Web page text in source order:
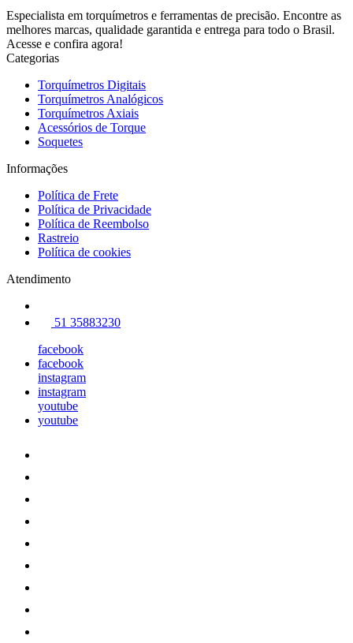
Especialista em torquímetros e ferramentas de precisão. Encontre as
melhores marcas, qualidade garantida e entrega para todo o Brasil.
Acesse e confira agora!
Categorias
Torquímetros Digitais
Torquímetros Analógicos
Torquímetros Axiais
Acessórios de Torque
Soquetes
Informações
Política de Frete
Política de Privacidade
Política de Reembolso
Rastreio
Política de cookies
Atendimento
51 35883230
facebook
facebook
instagram
instagram
youtube
youtube